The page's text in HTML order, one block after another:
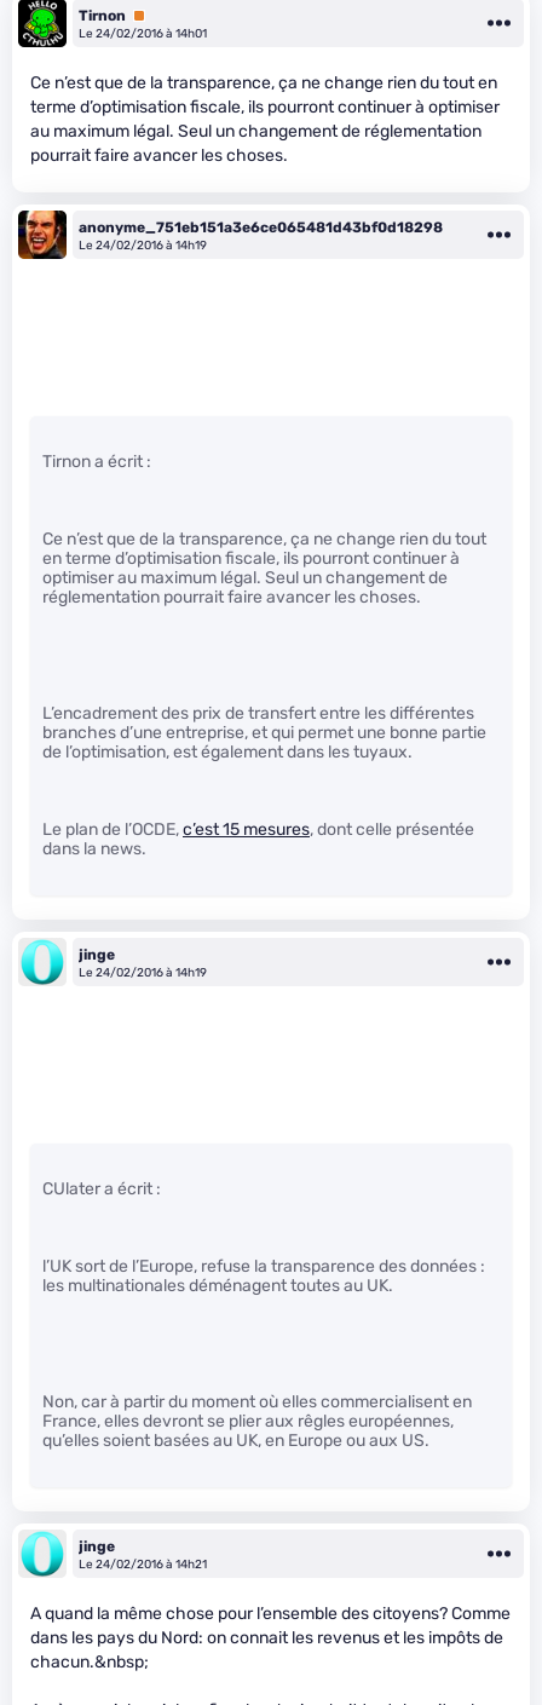
Tirnon
Premium
Le 24/02/2016 à 14h01
Ce n’est que de la transparence, ça ne change rien du tout en
terme d’optimisation fiscale, ils pourront continuer à optimiser
au maximum légal. Seul un changement de réglementation
pourrait faire avancer les choses.
anonyme_751eb151a3e6ce065481d43bf0d18298
Le 24/02/2016 à 14h19
Tirnon a écrit :
Ce n’est que de la transparence, ça ne change rien du tout
en terme d’optimisation fiscale, ils pourront continuer à
optimiser au maximum légal. Seul un changement de
réglementation pourrait faire avancer les choses.
L’encadrement des prix de transfert entre les différentes
branches d’une entreprise, et qui permet une bonne partie
de l’optimisation, est également dans les tuyaux.
Le plan de l’OCDE,c’est 15 mesures, dont celle présentée
dans la news.
jinge
Le 24/02/2016 à 14h19
CUlater a écrit :
l’UK sort de l’Europe, refuse la transparence des données :
les multinationales déménagent toutes au UK.
Non, car à partir du moment où elles commercialisent en
France, elles devront se plier aux rêgles européennes,
qu’elles soient basées au UK, en Europe ou aux US.
jinge
Le 24/02/2016 à 14h21
A quand la même chose pour l’ensemble des citoyens? Comme
dans les pays du Nord: on connait les revenus et les impôts de
chacun.&nbsp;